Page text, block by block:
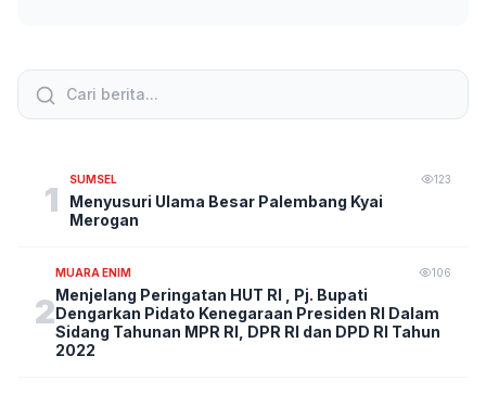
1
SUMSEL 123
Menyusuri Ulama Besar Palembang Kyai
Merogan
2
MUARA ENIM 106
Menjelang Peringatan HUT RI , Pj. Bupati
Dengarkan Pidato Kenegaraan Presiden RI Dalam
Sidang Tahunan MPR RI, DPR RI dan DPD RI Tahun
2022